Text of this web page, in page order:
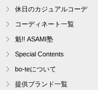
休日のカジュアルコーデ
コーディネート一覧
魁!! ASAMI塾
Special Contents
bo-teについて
提供ブランド一覧